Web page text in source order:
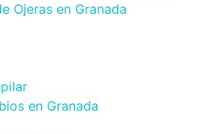
Ojeras en Granada
en Granada